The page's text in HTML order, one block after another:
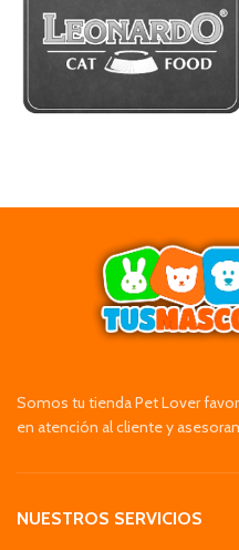
Somos tu tienda Pet Lover
en atención al cliente y
NUESTROS SERVICIOS